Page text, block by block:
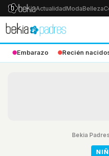
ActualidadModaBelleza
Embarazo Recién
Bekia